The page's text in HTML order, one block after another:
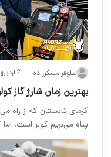
نیلوفر مسگرزاده 2 اردیبهشت 1405
بهترین زمان شارژ گاز
گرمای تابستان که از راه
پناه می‌بریم کولر است.